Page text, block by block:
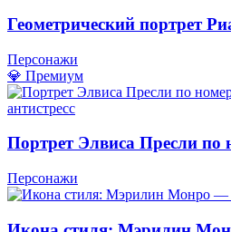
Геометрический портрет
Персонажи
💎 Премиум
Портрет Элвиса Пресли по
Персонажи